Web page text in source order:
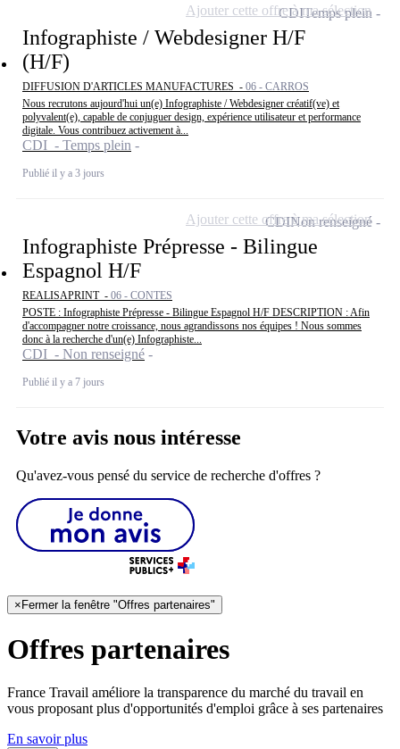
Infographiste / Webdesigner H/F
(H/F)
DIFFUSION D'ARTICLES MANUFACTURES - 06 - CARROS
Nous recrutons aujourd'hui un(e) Infographiste / Webdesigner créatif(ve) et
polyvalent(e), capable de conjuguer design, expérience utilisateur et performance
digitale. Vous contribuez activement à...
CDI - Temps plein
Publié il y a 3 jours
CDITemps plein
Ajouter cette offre à ma sélection
Infographiste Prépresse - Bilingue
Espagnol H/F
REALISAPRINT - 06 - CONTES
POSTE : Infographiste Prépresse - Bilingue Espagnol H/F DESCRIPTION : Afin
d'accompagner notre croissance, nous agrandissons nos équipes ! Nous sommes
donc à la recherche d'un(e) Infographiste...
CDI - Non renseigné
Publié il y a 7 jours
CDINon renseigné
Ajouter cette offre à ma sélection
Votre avis nous intéresse
Qu'avez-vous pensé du service de recherche d'offres ?
×Fermer la fenêtre "Offres partenaires"
Offres partenaires
France Travail améliore la transparence du marché du travail en
vous proposant plus d'opportunités d'emploi grâce à ses partenaires
En savoir plus